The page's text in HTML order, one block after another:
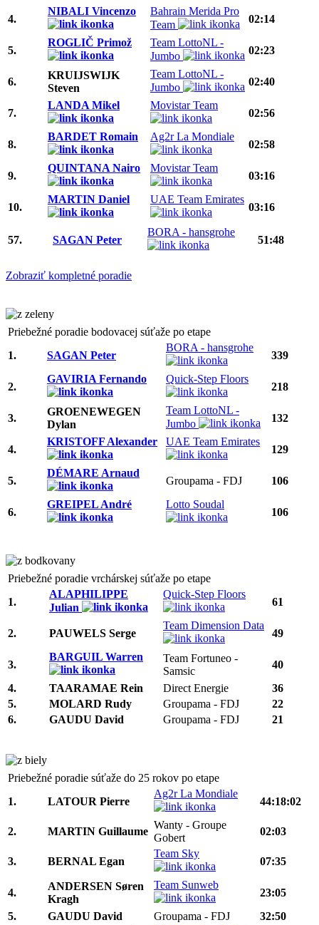
4.
NIBALI Vincenzo
Bahrain Merida Pro
Team
02:14
5.
ROGLIČ Primož
Team LottoNL -
Jumbo
02:23
6.
KRUIJSWIJK
Steven
Team LottoNL -
Jumbo
02:40
7.
LANDA Mikel Movistar Team
02:56
8.
BARDET Romain Ag2r La Mondiale
02:58
9.
QUINTANA Nairo Movistar Team
03:16
10.
MARTIN Daniel UAE Team Emirates
03:16
57. SAGAN Peter
BORA - hansgrohe
51:48
Zobraziť kompletné poradie
Priebežné poradie bodovacej súťaže po etape
1.
SAGAN Peter
BORA - hansgrohe
339
2.
GAVIRIA Fernando Quick-Step Floors
218
3.
GROENEWEGEN
Dylan
Team LottoNL -
Jumbo
132
4.
KRISTOFF Alexander UAE Team Emirates
129
5.
DÉMARE Arnaud
Groupama - FDJ 106
6.
GREIPEL André Lotto Soudal
106
Priebežné poradie vrchárskej súťaže po etape
1.
ALAPHILIPPE
Julian
Quick-Step Floors
61
2. PAUWELS Serge
Team Dimension Data
49
3.
BARGUIL Warren
Team Fortuneo -
Samsic
40
4.
TAARAMAE Rein Direct Energie
36
5.
MOLARD Rudy Groupama - FDJ
22
6.
GAUDU David Groupama - FDJ 21
Priebežné poradie súťaže do 25 rokov po etape
1.
LATOUR Pierre
Ag2r La Mondiale
44:18:02
2. MARTIN Guillaume
Wanty - Groupe
Gobert
02:03
3. BERNAL Egan
Team Sky
07:35
4.
ANDERSEN Søren
Kragh
Team Sunweb
23:05
5.
GAUDU David Groupama - FDJ
32:50